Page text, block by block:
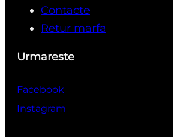
Contacte
Retur marfa
Urmareste
Facebook
Instagram